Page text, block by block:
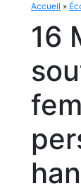
Accueil »
16